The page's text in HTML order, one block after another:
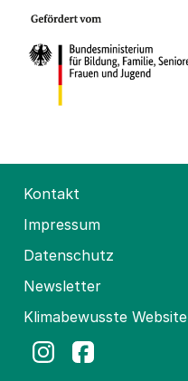
Kontakt
Impressum
Datenschutz
Newsletter
Klimabewusste Website